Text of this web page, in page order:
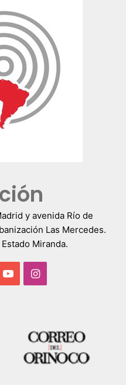
y avenida Río de
Las Mercedes.
Miranda.
YouTubeInstagram